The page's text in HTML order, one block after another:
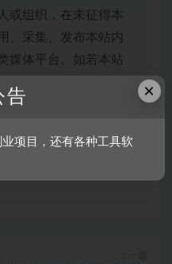
或组织，在未征得本
、采集、发布本站内
媒体平台。如若本站
×
告
项目，还有各种工具软